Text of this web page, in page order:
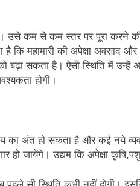
उसे कम से कम स्तर पर पूरा करने की
है कि महामारी की अपेक्षा अवसाद
सकता है। ऐसी स्थिति में उन्हें
होगी।
का अंत हो सकता है और कई नये
हो जायेंगे। उद्यम कि अपेक्षा